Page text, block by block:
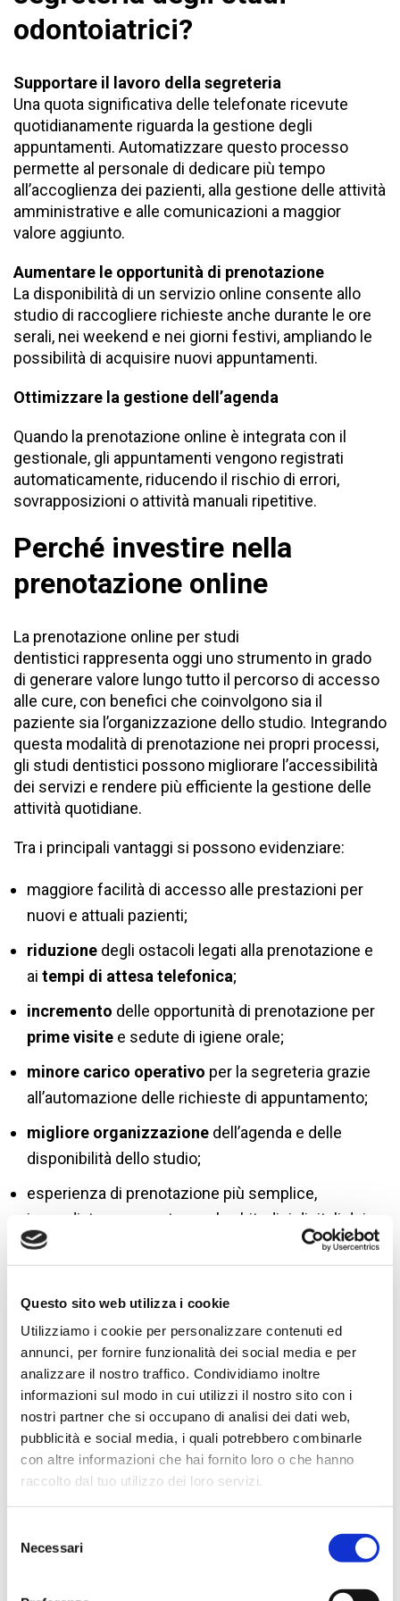
Questo sito web utilizza i cookie
Utilizziamo i cookie per personalizzare contenuti ed
annunci, per fornire funzionalità dei social media e per
analizzare il nostro traffico. Condividiamo inoltre
informazioni sul modo in cui utilizzi il nostro sito con i
nostri partner che si occupano di analisi dei dati web,
pubblicità e social media, i quali potrebbero combinarle
con altre informazioni che hai fornito loro o che hanno
raccolto dal tuo utilizzo dei loro servizi.
delNecessari
odontoiatrici?
Supportare il lavoro della segreteria
Una quota significativa delle telefonate ricevute
quotidianamente riguarda la gestione degli
appuntamenti. Automatizzare questo processo
permette al personale di dedicare più tempo
all’accoglienza dei pazienti, alla gestione delle attività
amministrative e alle comunicazioni a maggior
valore aggiunto.
Aumentare le opportunità di prenotazione
La disponibilità di un servizio online consente allo
studio di raccogliere richieste anche durante le ore
serali, nei weekend e nei giorni festivi, ampliando le
possibilità di acquisire nuovi appuntamenti.
Ottimizzare la gestione dell’agenda
Quando la prenotazione online è integrata con il
gestionale, gli appuntamenti vengono registrati
automaticamente, riducendo il rischio di errori,
sovrapposizioni o attività manuali ripetitive.
Perché investire nella
prenotazione online
La prenotazione online per studi
dentistici rappresenta oggi uno strumento in grado
di generare valore lungo tutto il percorso di accesso
alle cure, con benefici che coinvolgono sia il
paziente sia l’organizzazione dello studio. Integrando
questa modalità di prenotazione nei propri processi,
gli studi dentistici possono migliorare l’accessibilità
dei servizi e rendere più efficiente la gestione delle
attività quotidiane.
Tra i principali vantaggi si possono evidenziare:
maggiore facilità di accesso alle prestazioni per
nuovi e attuali pazienti;
riduzione degli ostacoli legati alla prenotazione e
ai tempi di attesa telefonica;
incremento delle opportunità di prenotazione per
prime visite e sedute di igiene orale;
minore carico operativo per la segreteria grazie
all’automazione delle richieste di appuntamento;
migliore organizzazione dell’agenda e delle
disponibilità dello studio;
esperienza di prenotazione più semplice,
immediata e coerente con le abitudini digitali dei
pazienti.
frequentemente strumenti digitali per gestire la
significa rispondere a un’esigenza concreta e in
continua crescita. Per gli studi dentistici, questa
evoluzione rappresenta un’opportunità per coniugare
qualità del servizio, efficienza organizzativa e
accessibilità delle cure, contribuendo a costruire
un’esperienza positiva fin dal primo contatto con il
paziente e a rafforzare la competitività dello studio.
FAQ: Domande frequenti sulla prenotazione online